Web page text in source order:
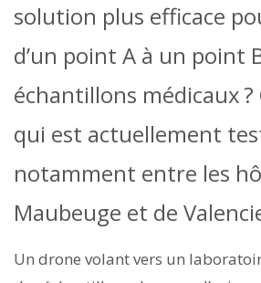
solution plus efficace
d’un point A à un point
échantillons médicaux ?
qui est actuellement
notamment entre les
Maubeuge et de
Un drone volant vers un